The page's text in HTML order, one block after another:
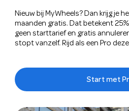
Nieuw bij MyWheels? Dan krijg je
maanden gratis. Dat betekent
geen starttarief en gratis
stopt vanzelf. Rijd als een Pro
Start met